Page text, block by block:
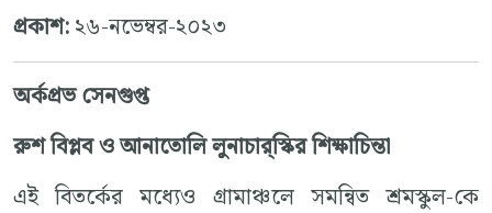
প্রকাশ:২৬-নভেম্বর-২০২৩
অর্কপ্রভ সেনগুপ্ত
রুশ বিপ্লব ও আনাতোলি লুনাচার্‌স্কির শিক্ষাচিন্তা
এই বিতর্কের মধ্যেও গ্রামাঞ্চলে সমন্বিত শ্রমস্কুল-কে